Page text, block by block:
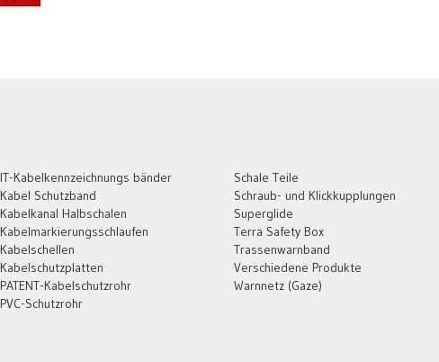
IT-Kabelkennzeichnungs bänder
Kabel Schutzband
Kabelkanal Halbschalen
Kabelmarkierungsschlaufen
Kabelschellen
Kabelschutzplatten
PATENT-Kabelschutzrohr
PVC-Schutzrohr
Schale Teile
Schraub- und Klickkupplungen
Superglide
Terra Safety Box
Trassenwarnband
Verschiedene Produkte
Warnnetz (Gaze)